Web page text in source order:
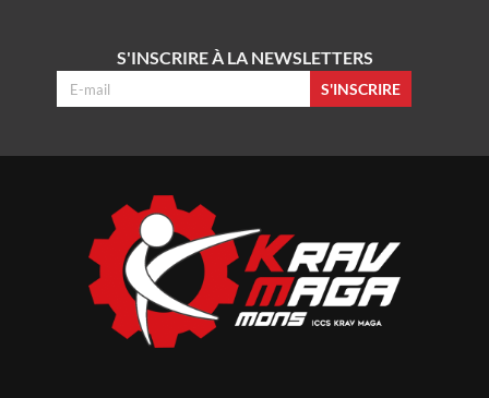
S'INSCRIRE À LA NEWSLETTERS
S'INSCRIRE